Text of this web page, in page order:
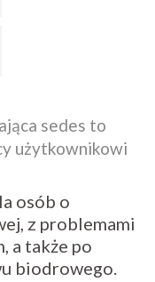
sedes to
użytkownikowi
osób o
z problemami
a także po
biodrowego.